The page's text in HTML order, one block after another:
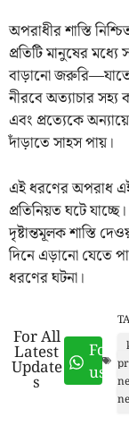
অপরাধীর শাস্তি
প্রতিটি মানুষের
বাড়ানো
নীরবে অত্যাচার সহ্য
এবং প্রত্যেকে
দাঁড়াতে সাহস পায়।
এই ধরণের অপরাধ
প্রতিনিয়ত ঘটে
দৃষ্টান্তমূলক শাস্তি
দিনে এড়ানো যেতে
ধরণের ঘটনা।
For All
Latest
Update
s
us